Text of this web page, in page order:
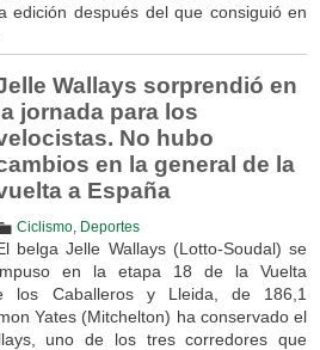
edición después del que consiguió en
Wallays sorprendió en
la jornada para los
No hubo
en la general de la
a España
Ciclismo, Deportes
belga Jelle Wallays (Lotto-Soudal) se
en la etapa 18 de la Vuelta
los Caballeros y Lleida, de 186,1
Yates (Mitchelton) ha conservado el
uno de los tres corredores que